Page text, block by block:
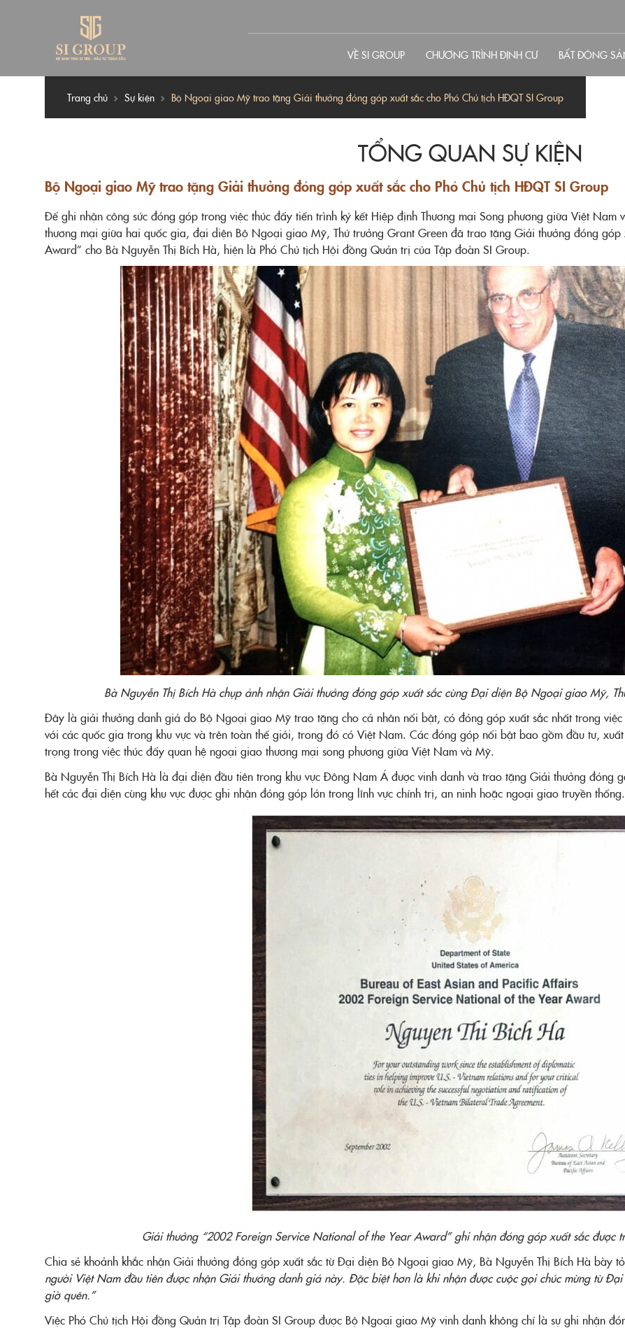
VỀ SI GROUP CHƯƠNG TRÌNH ĐỊNH CƯ BẤT ĐỘNG
Trang chủ Sự kiện Bộ Ngoại giao Mỹ trao tặng Giải thưởng đóng góp xuất sắc cho Phó Chủ tịch HĐQT SI Group
TỔNG QUAN SỰ KIỆN
Bộ Ngoại giao Mỹ trao tặng Giải thưởng đóng góp xuất sắc cho Phó Chủ tịch HĐQT SI Group
Để ghi nhận công sức đóng góp trong việc thúc đẩy tiến trình ký kết Hiệp định Thương mại Song phương giữa Việt
thương mại giữa hai quốc gia, đại diện Bộ Ngoại giao Mỹ, Thứ trưởng Grant Green đã trao tặng Giải thưởng đóng
Award” cho Bà Nguyễn Thị Bích Hà, hiện là Phó Chủ tịch Hội đồng Quản trị của Tập đoàn SI Group.
Bà Nguyễn Thị Bích Hà chụp ảnh nhận Giải thưởng đóng góp xuất sắc cùng Đại diện Bộ Ngoại giao Mỹ,
Đây là giải thưởng danh giá do Bộ Ngoại giao Mỹ trao tặng cho cá nhân nổi bật, có đóng góp xuất sắc nhất trong
với các quốc gia trong khu vực và trên toàn thế giới, trong đó có Việt Nam. Các đóng góp nổi bật bao gồm đầu tư,
trọng trong việc thúc đẩy quan hệ ngoại giao thương mại song phương giữa Việt Nam và Mỹ.
Bà Nguyễn Thị Bích Hà là đại diện đầu tiên trong khu vực Đông Nam Á được vinh danh và trao tặng Giải thưởng đóng
hết các đại diện cùng khu vực được ghi nhận đóng góp lớn trong lĩnh vực chính trị, an ninh hoặc ngoại giao truyền thống.
Giải thưởng “2002 Foreign Service National of the Year Award” ghi nhận đóng góp xuất sắc được
Chia sẻ khoảnh khắc nhận Giải thưởng đóng góp xuất sắc từ Đại diện Bộ Ngoại giao Mỹ, Bà Nguyễn Thị Bích Hà bày
người Việt Nam đầu tiên được nhận Giải thưởng danh giá này. Đặc biệt hơn là khi nhận được cuộc gọi chúc mừng từ
giờ quên.”
Việc Phó Chủ tịch Hội đồng Quản trị Tập đoàn SI Group được Bộ Ngoại giao Mỹ vinh danh không chỉ là sự ghi nhận